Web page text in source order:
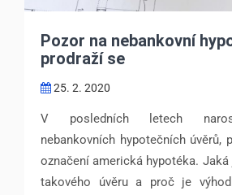
Pozor na nebankovní
prodraží se
25. 2. 2020
V posledních letech
nebankovních hypotečních úvěrů,
označení americká hypotéka.
takového úvěru a proč je